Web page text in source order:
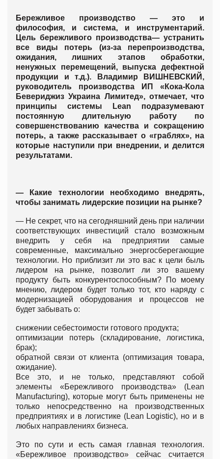
Бережливое производство — это и
философия, и система, и инструментарий.
Цель бережливого производства— устранить
все виды потерь (из-за перепроизводства,
ожидания, лишних этапов обработки,
ненужных перемещений, выпуска дефектной
продукции и т.д.). Владимир ВИШНЕВСКИЙ,
руководитель производства ИП «Кока-Кола
Бевериджиз Украина Лимитед», отмечает, что
принципы системы Lean подразумевают
постоянную длительную работу по
совершенствованию качества и сокращению
потерь, а также рассказывает о «граблях», на
которые наступили при внедрении, и делится
результатами.
— Какие технологии необходимо внедрять,
чтобы занимать лидерские позиции на рынке?
— Не секрет, что на сегодняшний день при наличии
соответствующих инвестиций стало возможным
внедрить у себя на предприятии самые
современные, максимально энергосберегающие
технологии. Но приблизит ли это вас к цели быль
лидером на рынке, позволит ли это вашему
продукту быть конкурентоспособным? По моему
мнению, лидером будет только тот, кто наряду с
модернизацией оборудования и процессов не
будет забывать о:
снижении себестоимости готового продукта;
оптимизации потерь (складирование, логистика,
брак);
обратной связи от клиента (оптимизация товара,
ожидание).
Все это, и не только, представляют собой
элементы «Бережливого производства» (Lean
Manufacturing), которые могут быть применены не
только непосредственно на производственных
предприятиях и в логистике (Lean Logistic), но и в
любых направлениях бизнеса.
Это по сути и есть самая главная технология.
«Бережливое производство» сейчас считается